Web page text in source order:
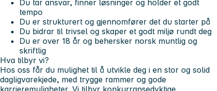
Du tar ansvar, finner løsninger og holder et godt
tempo
Du er strukturert og gjennomfører det du starter på
Du bidrar til trivsel og skaper et godt miljø rundt deg
Du er over 18 år og behersker norsk muntlig og
skriftlig
Hva tilbyr vi?
Hos oss får du mulighet til å utvikle deg i en stor og solid
dagligvarekjede, med trygge rammer og gode